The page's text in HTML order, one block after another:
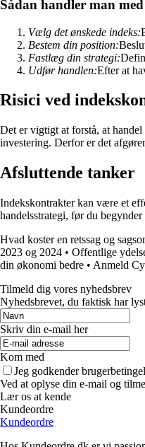
Sådan handler man
Vælg det ønskede indeks:
Bestem din position:
Fastlæg din strategi:
Udfør handlen:Efter at
Risici ved
Det er vigtigt at forstå, at
investering. Derfor er det
Afsluttende tanker
Indekskontrakter kan være et
handelsstrategi, før du
Hvad koster en retssag og
2023 og 2024 • Offentlige
din økonomi bedre • Anmeld
Tilmeld dig vores nyhedsbrev
Nyhedsbrevet, du faktisk har
Skriv din e-mail her
Kom med
Jeg godkender
Ved at oplyse din e-mail og
Lær os at kende
Kundeordre
Kundeordre